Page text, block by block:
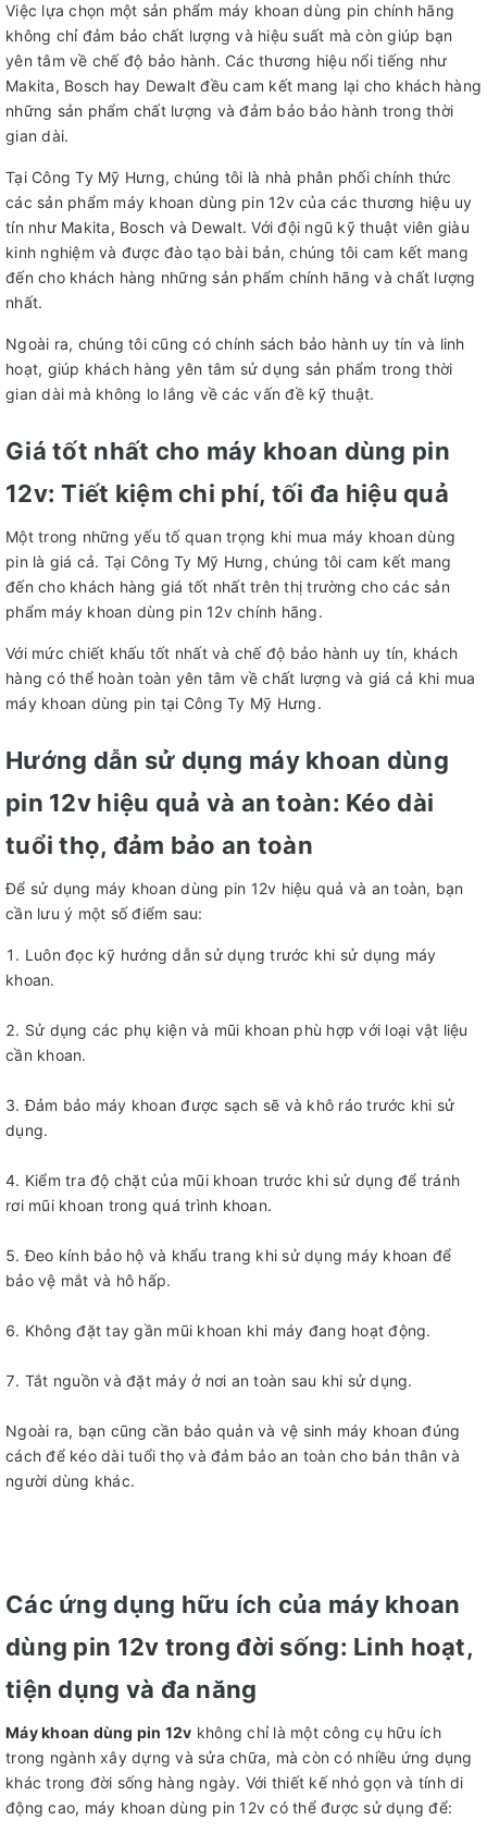
Việc lựa chọn một sản phẩm máy khoan dùng pin chính hãng
không chỉ đảm bảo chất lượng và hiệu suất mà còn giúp bạn
yên tâm về chế độ bảo hành. Các thương hiệu nổi tiếng như
Makita, Bosch hay Dewalt đều cam kết mang lại cho khách hàng
những sản phẩm chất lượng và đảm bảo bảo hành trong thời
gian dài.
Tại Công Ty Mỹ Hưng, chúng tôi là nhà phân phối chính thức
các sản phẩm máy khoan dùng pin 12v của các thương hiệu uy
tín như Makita, Bosch và Dewalt. Với đội ngũ kỹ thuật viên giàu
kinh nghiệm và được đào tạo bài bản, chúng tôi cam kết mang
đến cho khách hàng những sản phẩm chính hãng và chất lượng
nhất.
Ngoài ra, chúng tôi cũng có chính sách bảo hành uy tín và linh
hoạt, giúp khách hàng yên tâm sử dụng sản phẩm trong thời
gian dài mà không lo lắng về các vấn đề kỹ thuật.
Giá tốt nhất cho máy khoan dùng pin
12v: Tiết kiệm chi phí, tối đa hiệu quả
Một trong những yếu tố quan trọng khi mua máy khoan dùng
pin là giá cả. Tại Công Ty Mỹ Hưng, chúng tôi cam kết mang
đến cho khách hàng giá tốt nhất trên thị trường cho các sản
phẩm máy khoan dùng pin 12v chính hãng.
Với mức chiết khấu tốt nhất và chế độ bảo hành uy tín, khách
hàng có thể hoàn toàn yên tâm về chất lượng và giá cả khi mua
máy khoan dùng pin tại Công Ty Mỹ Hưng.
Hướng dẫn sử dụng máy khoan dùng
pin 12v hiệu quả và an toàn: Kéo dài
tuổi thọ, đảm bảo an toàn
Để sử dụng máy khoan dùng pin 12v hiệu quả và an toàn, bạn
cần lưu ý một số điểm sau:
Luôn đọc kỹ hướng dẫn sử dụng trước khi sử dụng máy
khoan.
Sử dụng các phụ kiện và mũi khoan phù hợp với loại vật liệu
cần khoan.
Đảm bảo máy khoan được sạch sẽ và khô ráo trước khi sử
dụng.
Kiểm tra độ chặt của mũi khoan trước khi sử dụng để tránh
rơi mũi khoan trong quá trình khoan.
Đeo kính bảo hộ và khẩu trang khi sử dụng máy khoan để
bảo vệ mắt và hô hấp.
Không đặt tay gần mũi khoan khi máy đang hoạt động.
Tắt nguồn và đặt máy ở nơi an toàn sau khi sử dụng.
Ngoài ra, bạn cũng cần bảo quản và vệ sinh máy khoan đúng
cách để kéo dài tuổi thọ và đảm bảo an toàn cho bản thân và
người dùng khác.
Các ứng dụng hữu ích của máy khoan
dùng pin 12v trong đời sống: Linh hoạt,
tiện dụng và đa năng
Máy khoan dùng pin 12v không chỉ là một công cụ hữu ích
trong ngành xây dựng và sửa chữa, mà còn có nhiều ứng dụng
khác trong đời sống hàng ngày. Với thiết kế nhỏ gọn và tính di
động cao, máy khoan dùng pin 12v có thể được sử dụng để: